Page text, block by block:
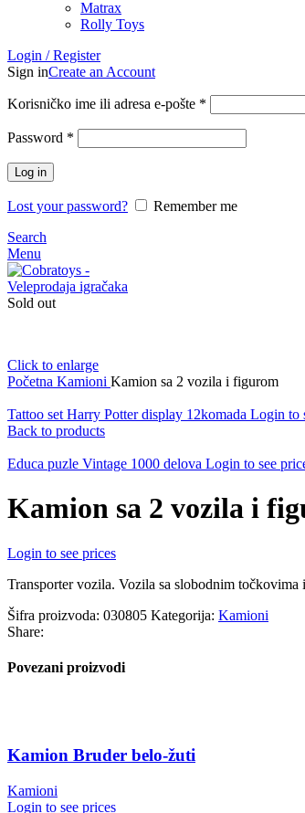
Matrax
Rolly Toys
Login / Register
Sign inCreate an Account
Korisničko ime ili adresa e-pošte *
Password *
Log in
Lost your password?
Remember me
Search
Menu
Sold out
Click to enlarge
Početna Kamioni Kamion sa 2 vozila i figurom
Tattoo set Harry Potter display 12komada Login to
Back to products
Educa puzle Vintage 1000 delova Login to see
Kamion sa 2 vozila i
Login to see prices
Transporter vozila. Vozila sa slobodnim
Šifra proizvoda: 030805 Kategorija: Kamioni
Share:
Povezani proizvodi
Kamion Bruder belo-žuti
Kamioni
Login to see prices